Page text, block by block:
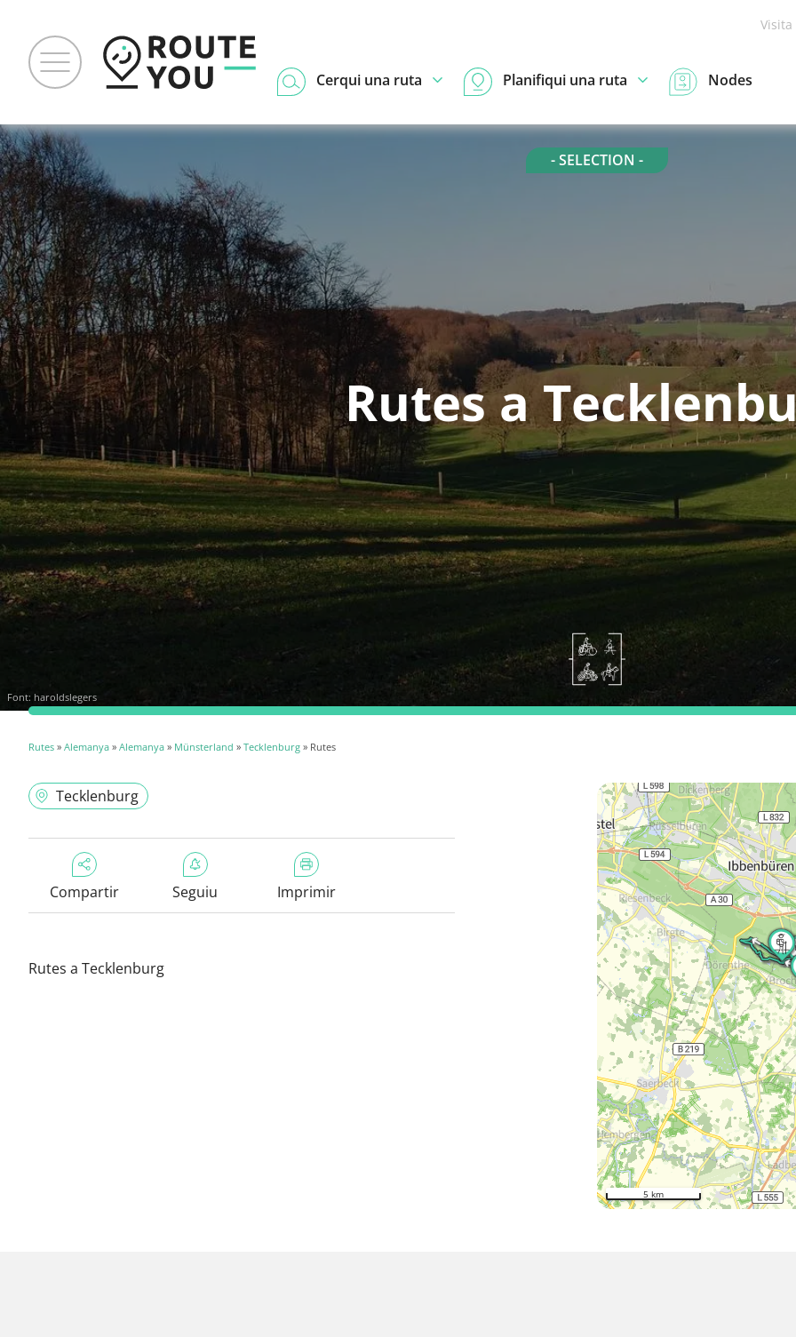
Cerqui una ruta Planifiqui una ruta Nodes
- SELECTION -
Rutes a
Font: haroldslegers
Rutes » Alemanya » Alemanya » Münsterland » Tecklenburg » Rutes
Tecklenburg
Compartir Seguiu Imprimir
Rutes a Tecklenburg
5 km